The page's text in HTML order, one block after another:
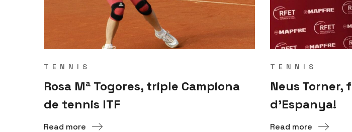
TENNIS
Rosa Mª Togores, triple Campiona
de tennis ITF
Read more
TENNIS
Neus Torner,
d’Espanya!
Read more